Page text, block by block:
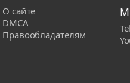
О сайте
DMCA
Правообладателям